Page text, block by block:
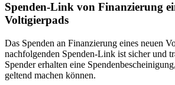
Spenden-Link von Finanzierung
Voltigierpads
Das Spenden an Finanzierung eines neuen
nachfolgenden Spenden-Link ist sicher und
Spender erhalten eine
geltend machen können.